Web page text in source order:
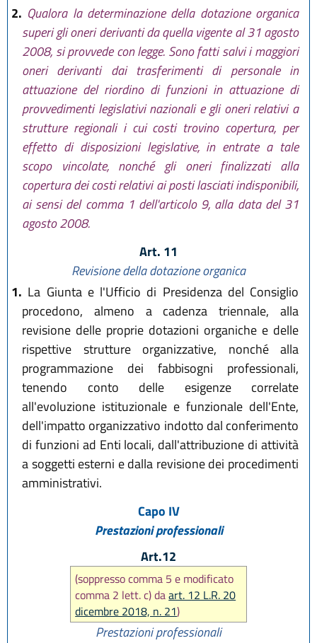
2. Qualora la determinazione della dotazione organica
superi gli oneri derivanti da quella vigente al 31 agosto
2008, si provvede con legge. Sono fatti salvi i maggiori
oneri derivanti dai trasferimenti di personale in
attuazione del riordino di funzioni in attuazione di
provvedimenti legislativi nazionali e gli oneri relativi a
strutture regionali i cui costi trovino copertura, per
effetto di disposizioni legislative, in entrate a tale
scopo vincolate, nonché gli oneri finalizzati alla
copertura dei costi relativi ai posti lasciati indisponibili,
ai sensi del comma 1 dell'articolo 9, alla data del 31
agosto 2008.
Art. 11
Revisione della dotazione organica
1. La Giunta e l'Ufficio di Presidenza del Consiglio
procedono, almeno a cadenza triennale, alla
revisione delle proprie dotazioni organiche e delle
rispettive strutture organizzative, nonché alla
programmazione dei fabbisogni professionali,
tenendo conto delle esigenze correlate
all'evoluzione istituzionale e funzionale dell'Ente,
dell'impatto organizzativo indotto dal conferimento
di funzioni ad Enti locali, dall'attribuzione di attività
a soggetti esterni e dalla revisione dei procedimenti
amministrativi.
Capo IV
Prestazioni professionali
Art.12
(soppresso comma 5 e modificato
comma 2 lett. c) daart. 12 L.R. 20
dicembre 2018, n. 21)
Prestazioni professionali